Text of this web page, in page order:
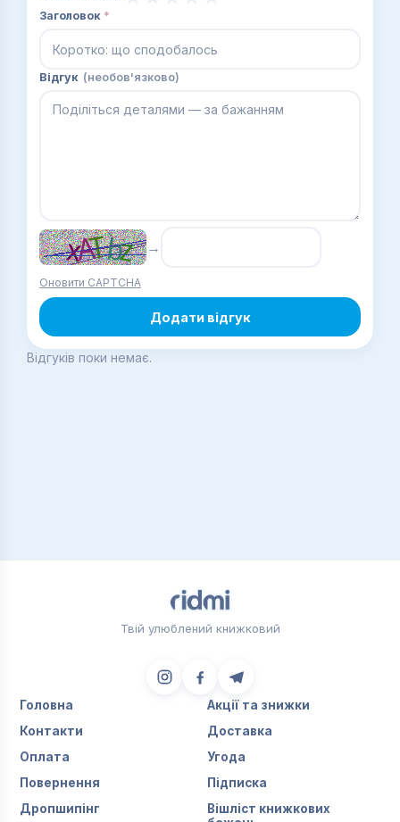
Заголовок *
Відгук (необов'язково)
→
Оновити CAPTCHA
Додати відгук
Відгуків поки немає.
Твій улюблений книжковий
Головна
Акції та знижки
Контакти
Доставка
Оплата
Угода
Повернення
Підписка
Дропшипінг
Вішліст книжкових